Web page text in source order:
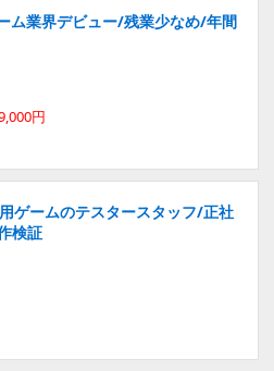
ム業界デビュー/残業少なめ/年間
円
ゲームのテスタースタッフ/正社
検証